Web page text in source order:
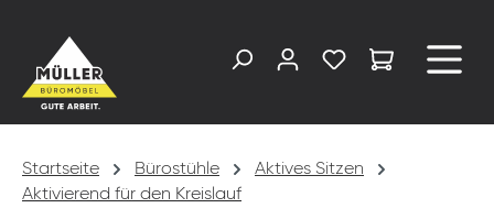
Startseite Bürostühle
Aktives Sitzen
Aktivierend für den Kreislauf